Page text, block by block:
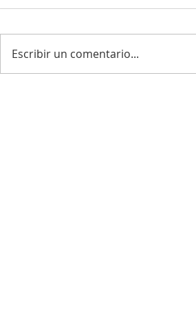
Escribir un comentario...